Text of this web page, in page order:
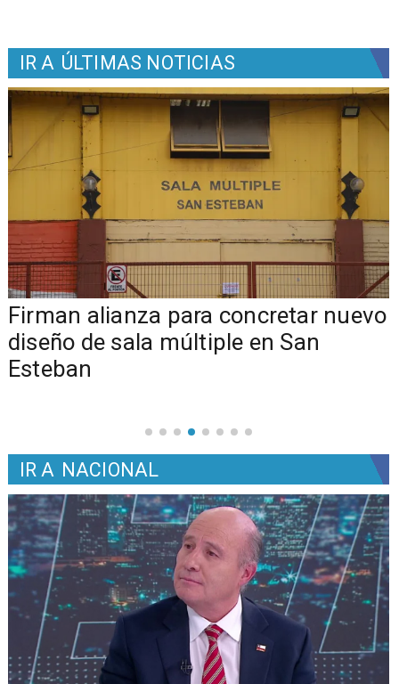
IR A ÚLTIMAS NOTICIAS
​​Firman alianza para concretar nuevo
diseño de sala múltiple en San
Esteban
IR A NACIONAL